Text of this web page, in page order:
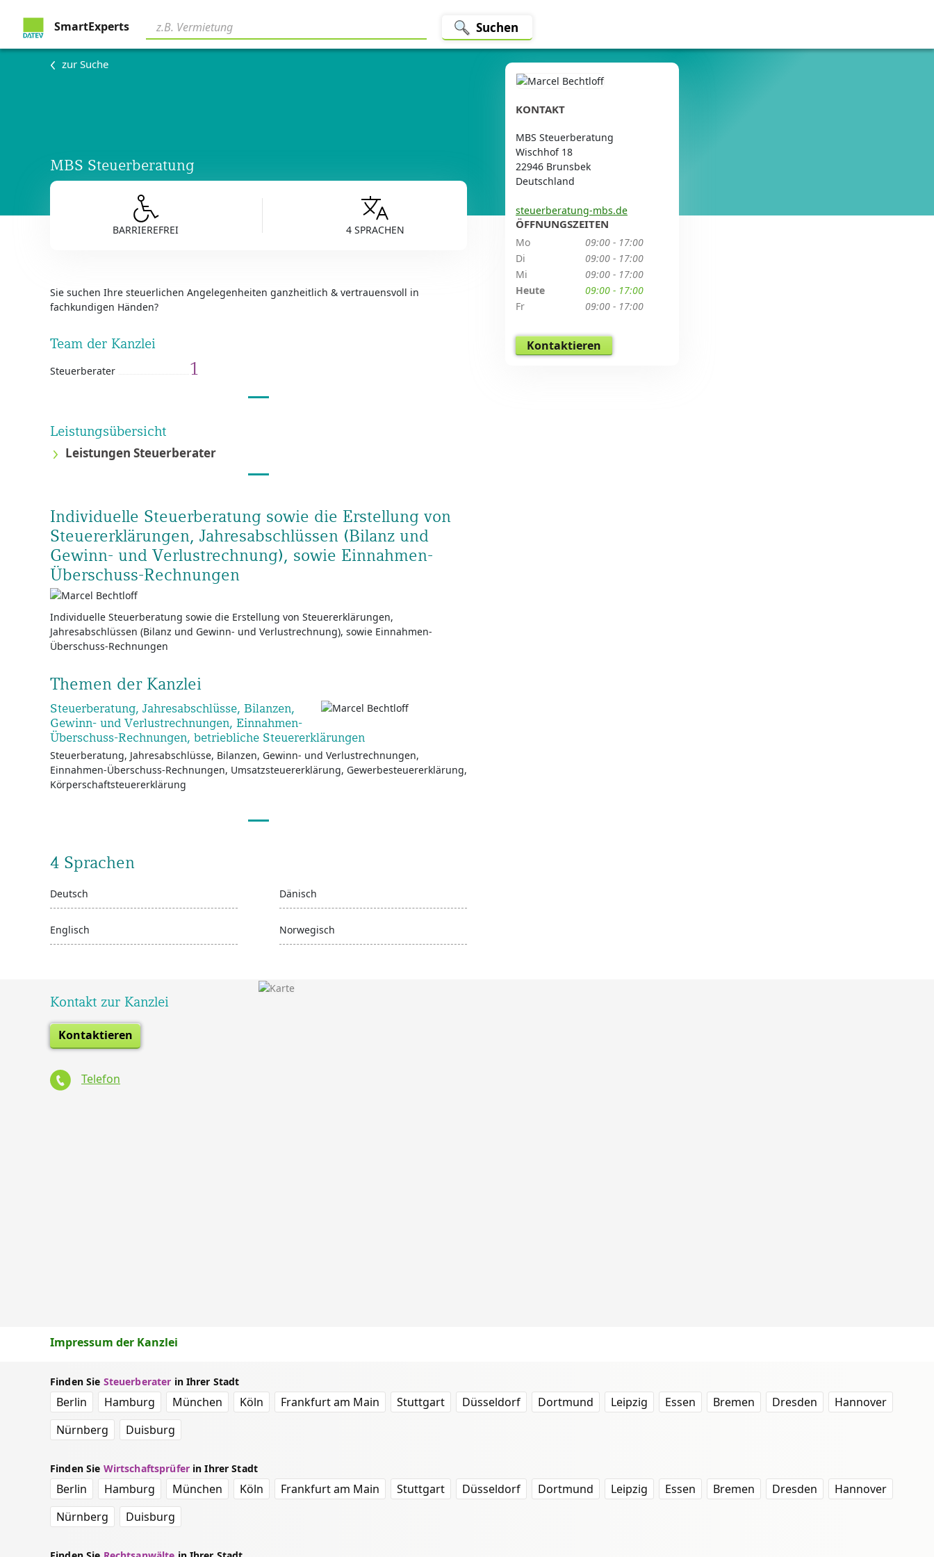
SmartExperts Suchen
zur Suche
MBS Steuerberatung
BARRIEREFREI 4 SPRACHEN
Sie suchen Ihre steuerlichen Angelegenheiten ganzheitlich & vertrauensvoll in
fachkundigen Händen?
Team der Kanzlei
Steuerberater 1
Leistungsübersicht
Leistungen Steuerberater
Individuelle Steuerberatung sowie die Erstellung von
Steuererklärungen, Jahresabschlüssen (Bilanz und
Gewinn- und Verlustrechnung), sowie Einnahmen-
Überschuss-Rechnungen
Individuelle Steuerberatung sowie die Erstellung von Steuererklärungen,
Jahresabschlüssen (Bilanz und Gewinn- und Verlustrechnung), sowie Einnahmen-
Überschuss-Rechnungen
Themen der Kanzlei
Steuerberatung, Jahresabschlüsse, Bilanzen,
Gewinn- und Verlustrechnungen, Einnahmen-
Überschuss-Rechnungen, betriebliche Steuererklärungen
Steuerberatung, Jahresabschlüsse, Bilanzen, Gewinn- und Verlustrechnungen,
Einnahmen-Überschuss-Rechnungen, Umsatzsteuererklärung, Gewerbesteuererklärung,
Körperschaftsteuererklärung
4 Sprachen
Deutsch Dänisch
Englisch Norwegisch
KONTAKT
MBS Steuerberatung
Wischhof 18
22946 Brunsbek
Deutschland
steuerberatung-mbs.de
ÖFFNUNGSZEITEN
Mo
09:00 - 17:00
Di
09:00 - 17:00
Mi
09:00 - 17:00
Heute
09:00 - 17:00
Fr
09:00 - 17:00
Kontaktieren
Kontakt zur Kanzlei
Kontaktieren
Telefon
Impressum der Kanzlei
Finden Sie Steuerberater in Ihrer Stadt
Berlin Hamburg München Köln Frankfurt am Main Stuttgart Düsseldorf Dortmund Leipzig Essen Bremen Dresden
Hannover
Nürnberg
Duisburg
Finden Sie Wirtschaftsprüferin Ihrer Stadt
Berlin Hamburg München Köln Frankfurt am Main Stuttgart Düsseldorf Dortmund Leipzig Essen Bremen Dresden
Hannover
Nürnberg
Duisburg